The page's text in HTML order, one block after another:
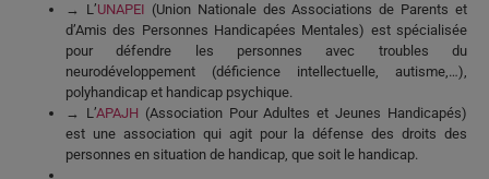
→ L’UNAPEI (Union Nationale des Associations de Parents et
d’Amis des Personnes Handicapées Mentales) est spécialisée
pour défendre les personnes avec troubles du
neurodéveloppement (déficience intellectuelle, autisme,…),
polyhandicap et handicap psychique.
→ L’APAJH (Association Pour Adultes et Jeunes Handicapés)
est une association qui agit pour la défense des droits des
personnes en situation de handicap, que soit le handicap.